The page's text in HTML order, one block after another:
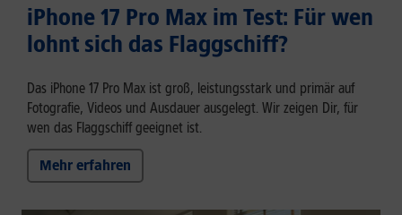
iPhone 17 Pro Max im Test: Für wen
lohnt sich das Flaggschiff?
Das iPhone 17 Pro Max ist groß, leistungsstark und primär auf
Fotografie, Videos und Ausdauer ausgelegt. Wir zeigen Dir, für
wen das Flaggschiff geeignet ist.
Mehr erfahren